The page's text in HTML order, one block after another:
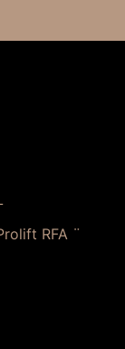
RFA ¨